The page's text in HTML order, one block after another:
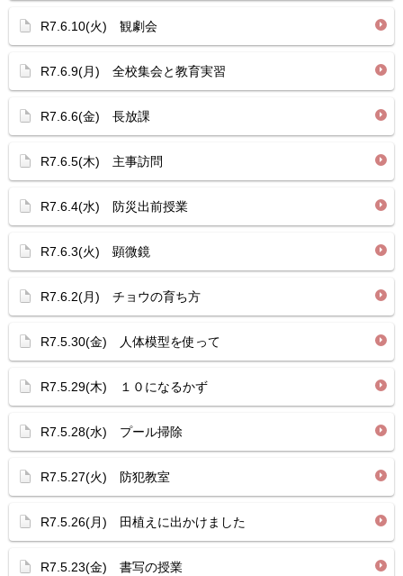
R7.6.10(火) 観劇会
R7.6.9(月) 全校集会と教育実習
R7.6.6(金) 長放課
R7.6.5(木) 主事訪問
R7.6.4(水) 防災出前授業
R7.6.3(火) 顕微鏡
R7.6.2(月) チョウの育ち方
R7.5.30(金) 人体模型を使って
R7.5.29(木) １０になるかず
R7.5.28(水) プール掃除
R7.5.27(火) 防犯教室
R7.5.26(月) 田植えに出かけました
R7.5.23(金) 書写の授業